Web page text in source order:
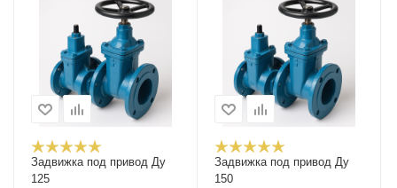
Задвижка под привод Ду
125
Задвижка под привод Ду
150